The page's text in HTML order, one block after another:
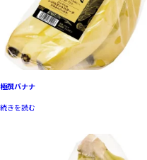
極撰バナナ
続きを読む